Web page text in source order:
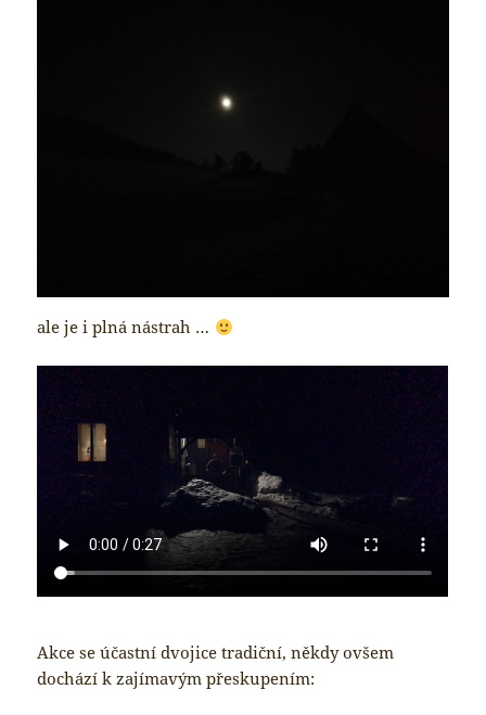
ale je i plná nástrah …
Akce se účastní dvojice tradiční, někdy ovšem
dochází k zajímavým přeskupením: